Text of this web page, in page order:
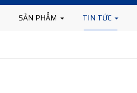
SẢN PHẨM TIN TỨC